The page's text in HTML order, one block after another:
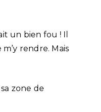
un bien fou ! Il
rendre. Mais
zone de